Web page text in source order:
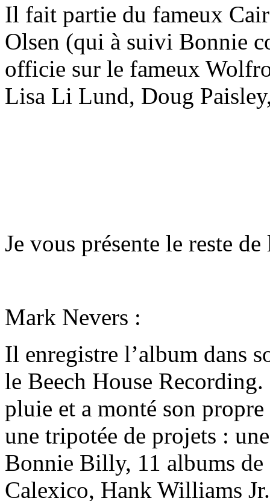
Il fait partie du fameux
Olsen (qui à suivi Bonnie
officie sur le fameux
Lisa Li Lund, Doug
Je vous présente le reste de
Mark Nevers :
Il enregistre l’album dans
le Beech House
pluie et a monté son
une tripotée de projets :
Bonnie Billy, 11 albums
Calexico, Hank Williams